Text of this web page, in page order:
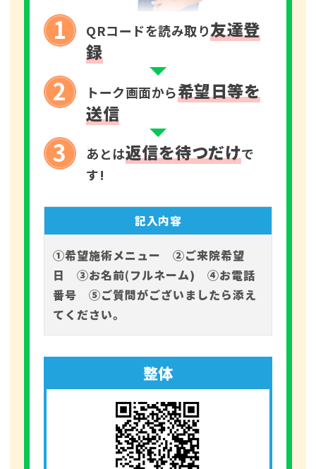
1 QRコードを読み取り友達登
録
2 トーク画面から希望日等を
送信
3 あとは返信を待つだけで
す!
記入内容
①希望施術メニュー ②ご来院希望
日 ③お名前(フルネーム) ④お電話
番号 ⑤ご質問がございましたら添え
てください。
整体